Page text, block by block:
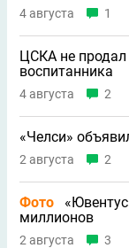
4 августа 1
ЦСКА не продал
воспитанника
4 августа 2
«Челси»
2 августа 2
Фото
миллионов
2 августа 3